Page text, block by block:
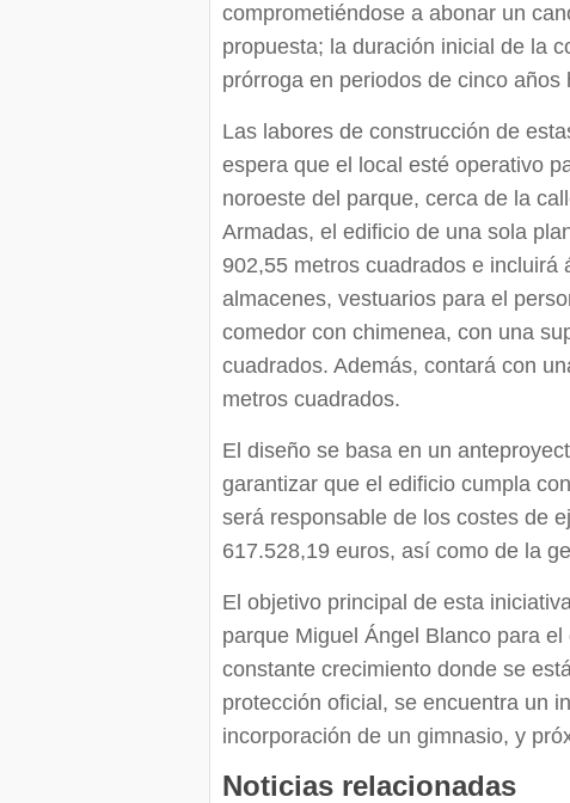
comprometiéndose a abonar un
propuesta; la duración inicial de la
prórroga en periodos de cinco años
Las labores de construcción de
espera que el local esté operativo
noroeste del parque, cerca de la
Armadas, el edificio de una sola
902,55 metros cuadrados e incluirá
almacenes, vestuarios para el
comedor con chimenea, con una
cuadrados. Además, contará con
metros cuadrados.
El diseño se basa en un
garantizar que el edificio cumpla
será responsable de los costes de
617.528,19 euros, así como de la
El objetivo principal de esta
parque Miguel Ángel Blanco para
constante crecimiento donde se
protección oficial, se encuentra un
incorporación de un gimnasio, y
Noticias relacionadas